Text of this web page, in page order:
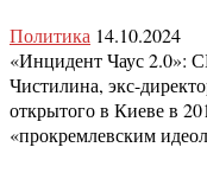
Политика 14.10.2024
«Инцидент Чаус 2.0»:
Чистилина, экс-
открытого в Киеве в
«прокремлевским